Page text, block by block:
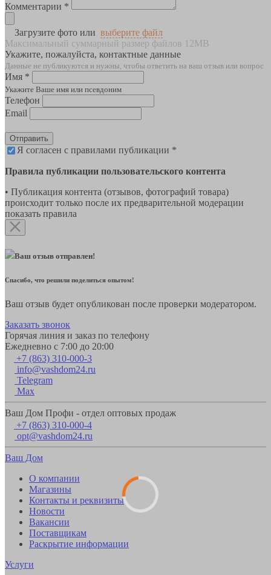
Комментарии *
Загрузите фото или выберите файл
Максимальный суммарный размер файлов 12MB
Укажите, пожалуйста, контактные данные
Данные не публикуются и нужны, чтобы ответить на ваш отзыв или вопрос
Имя *
Укажите Ваше имя или псевдоним
Телефон
Email
Отправить
Я согласен с правилами публикации *
Правила публикации пользовательского контента
• Публикация контента (отзывов, фотографий товара)
происходит только после их предварительной модерации
показать правила
Ваш отзыв отправлен!
Спасибо, что решили поделиться опытом!
Ваш отзыв будет опубликован после проверки модератором.
Заказать звонок
Горячая линия и заказ по телефону
Ежедневно с 7:00 до 20:00
+7 (863) 310-000-3
info@vashdom24.ru
Telegram
Max
Ваш Дом Профи - отдел оптовых продаж
+7 (863) 310-000-4
opt@vashdom24.ru
Ваш Дом
О компании
Магазины
Контакты и реквизиты
Новости
Вакансии
Поставщикам
Раскрытие информации
Услуги